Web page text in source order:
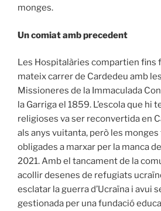
monges.
Un comiat amb precedent
Les Hospitalàries compartien fins
mateix carrer de Cardedeu amb
Missioneres de la Immaculada
la Garriga el 1859. L’escola que hi
religioses va ser reconvertida en
als anys vuitanta, però les
obligades a marxar per la manca
2021. Amb el tancament de la
acollir desenes de refugiats
esclatar la guerra d’Ucraïna i avui
gestionada per una fundació